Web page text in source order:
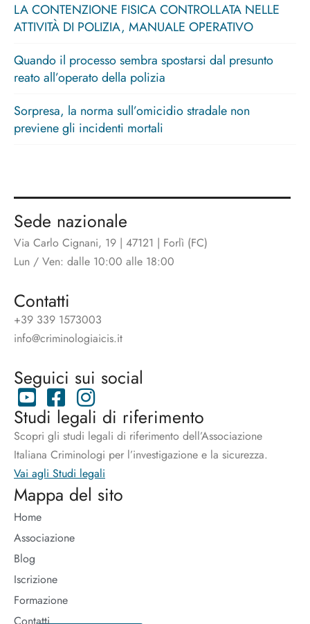
LA CONTENZIONE FISICA CONTROLLATA NELLE
ATTIVITÀ DI POLIZIA, MANUALE OPERATIVO
Quando il processo sembra spostarsi dal presunto
reato all’operato della polizia
Sorpresa, la norma sull’omicidio stradale non
previene gli incidenti mortali
Sede nazionale
Via Carlo Cignani, 19 | 47121 | Forlì (FC)
Lun / Ven: dalle 10:00 alle 18:00
Contatti
+39 339 1573003
info@criminologiaicis.it
Seguici sui social
Studi legali di riferimento
Scopri gli studi legali di riferimento dell’Associazione
Italiana Criminologi per l’investigazione e la sicurezza.
Vai agli Studi legali
Mappa del sito
Home
Associazione
Blog
Iscrizione
Formazione